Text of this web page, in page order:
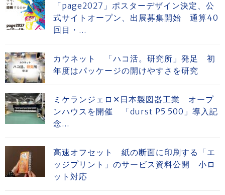
「page2027」ポスターデザイン決定、公
式サイトオープン、出展募集開始 通算40
回目・...
カウネット 「ハコ活。研究所」発足 初
年度はパッケージの開けやすさを研究
ミケランジェロ✕日本製図器工業 オープ
ンハウスを開催 「durst P5 500」導入記
念...
高速オフセット 紙の断面に印刷する「エ
ッジプリント」のサービス資料公開 小ロ
ット対応